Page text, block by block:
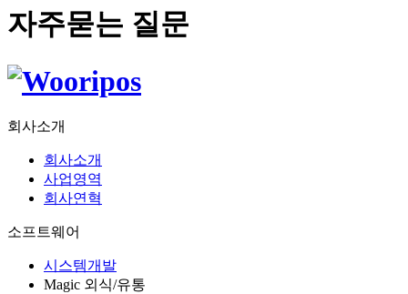
자주묻는 질문
회사소개
회사소개
사업영역
회사연혁
소프트웨어
시스템개발
Magic 외식/유통